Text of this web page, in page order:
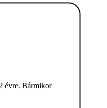
évre. Bármikor